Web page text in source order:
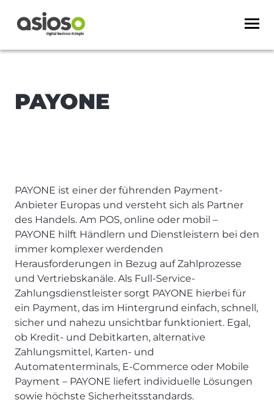
PAYONE
PAYONE ist einer der führenden Payment-
Anbieter Europas und versteht sich als Partner
des Handels. Am POS, online oder mobil –
PAYONE hilft Händlern und Dienstleistern bei den
immer komplexer werdenden
Herausforderungen in Bezug auf Zahlprozesse
und Vertriebskanäle. Als Full-Service-
Zahlungsdienstleister sorgt PAYONE hierbei für
ein Payment, das im Hintergrund einfach, schnell,
sicher und nahezu unsichtbar funktioniert. Egal,
ob Kredit- und Debitkarten, alternative
Zahlungsmittel, Karten- und
Automatenterminals, E-Commerce oder Mobile
Payment – PAYONE liefert individuelle Lösungen
sowie höchste Sicherheitsstandards.